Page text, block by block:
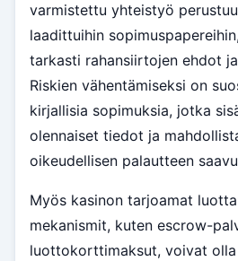
varmistettu yhteistyö
laadittuihin
tarkasti rahansiirtojen ehdot
Riskien vähentämiseksi on
kirjallisia sopimuksia, jotka
olennaiset tiedot ja
oikeudellisen palautteen
Myös kasinon tarjoamat
mekanismit, kuten escrow-
luottokorttimaksut, voivat